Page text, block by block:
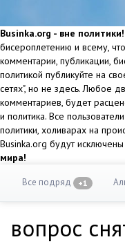
Businka.org - вне политики!
бисероплетению и всему,
комментарии, публикации,
политикой публикуйте на
сетях", но не здесь. Любое
комментариев, будет
и политика. Все
политики, холиварах на
Businka.org будут
мира!
Все подряд +1
вопрос